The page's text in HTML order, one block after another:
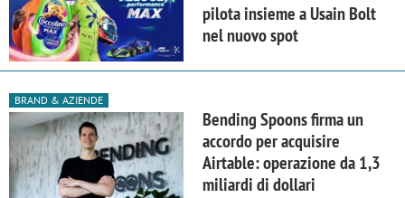
pilota insieme a Usain Bolt
nel nuovo spot
BRAND & AZIENDE
Bending Spoons firma un
accordo per acquisire
Airtable: operazione da 1,3
miliardi di dollari